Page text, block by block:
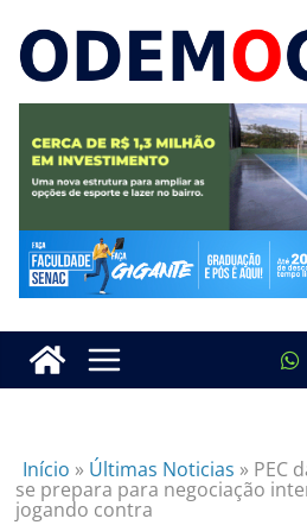
Início » Últimas Noticias » PEC
se prepara para negociação
jogando contra